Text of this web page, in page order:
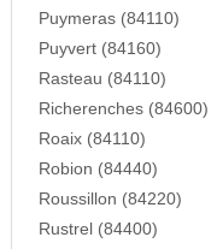
Puymeras (84110)
Puyvert (84160)
Rasteau (84110)
Richerenches (84600)
Roaix (84110)
Robion (84440)
Roussillon (84220)
Rustrel (84400)